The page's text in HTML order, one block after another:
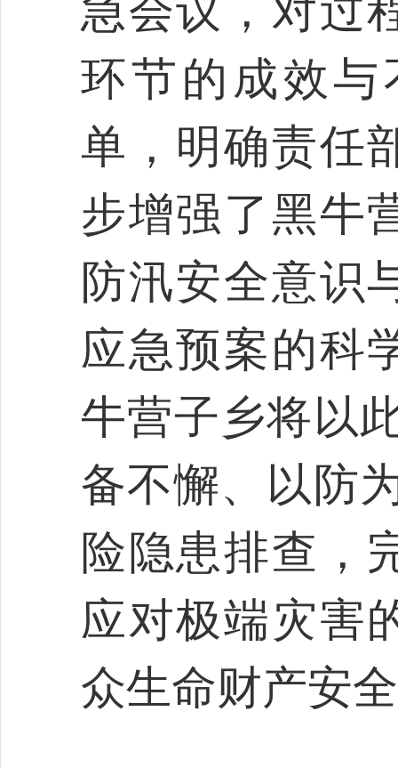
急会议，对过
环节的成效
单，明确责任
步增强了黑牛
防汛安全意识
应急预案的科
牛营子乡将以
备不懈、以防
险隐患排查，
应对极端灾害
众生命财产安